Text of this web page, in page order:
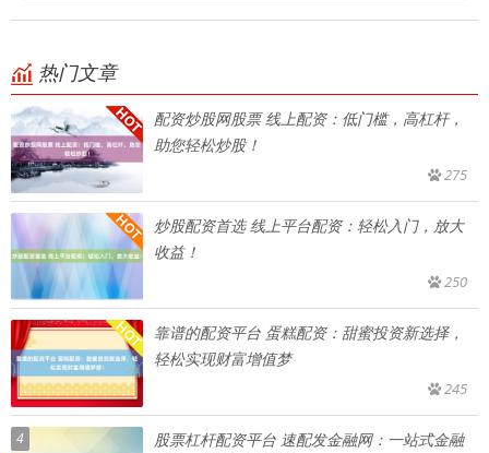
热门文章
配资炒股网股票 线上配资：低门槛，高杠杆，
助您轻松炒股！
275
炒股配资首选 线上平台配资：轻松入门，放大
收益！
250
靠谱的配资平台 蛋糕配资：甜蜜投资新选择，
轻松实现财富增值梦
245
4
股票杠杆配资平台 速配发金融网：一站式金融